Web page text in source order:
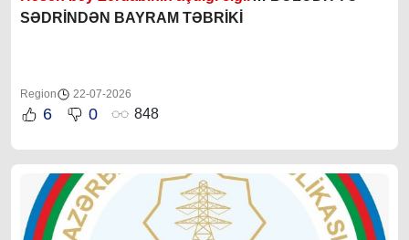
SƏDRİNDƏN BAYRAM TƏBRİKİ
Region 22-07-2026
6 0 848